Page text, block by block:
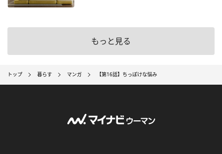
もっと見る
トップ 暮らす マンガ 【第16話】ちっぽけな悩み